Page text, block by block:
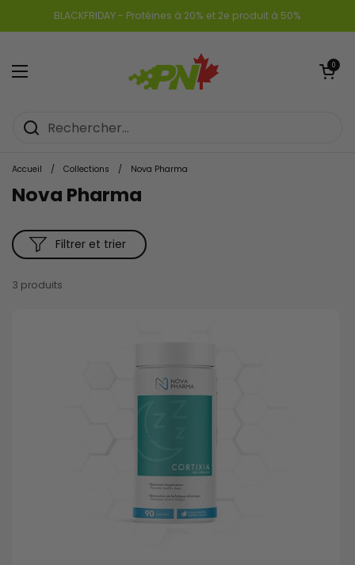
BLACKFRIDAY - Protéines à 20% et 2e produit à 50%
Ouvrir le menu
Ouvrir le
0
Accueil / Collections / Nova Pharma
Nova Pharma
3 produits
Filtrer et trier